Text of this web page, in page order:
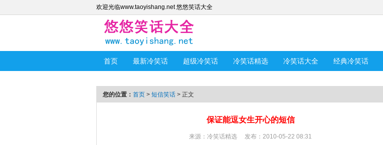
欢迎光临www.taoyishang.net 悠悠笑话大全
首页 最新冷笑话 超级冷笑话 冷笑话精选 冷笑话大全 经典冷笑话
您的位置： 首页 > 短信笑话 > 正文
保证能逗女生开心的短信
来源： 冷笑话精选 发布：2010-05-22 08:31